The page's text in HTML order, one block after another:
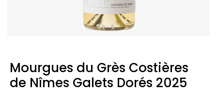
Mourgues du Grès Costières
de Nîmes Galets Dorés 2025